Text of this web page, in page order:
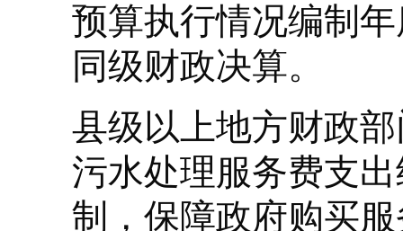
预算执行情况编制
同级财政决算。
县级以上地方财政
污水处理服务费支
制，保障政府购买